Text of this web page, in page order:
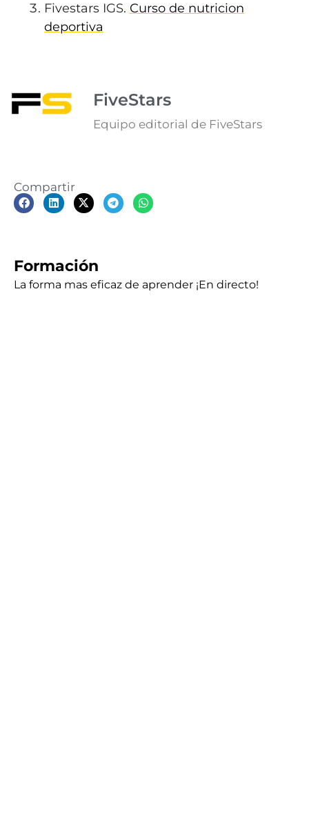
Fivestars IGS. Curso de nutricion
deportiva
FiveStars
Equipo editorial de FiveStars
Compartir
Formación
La forma mas eficaz de aprender ¡En directo!